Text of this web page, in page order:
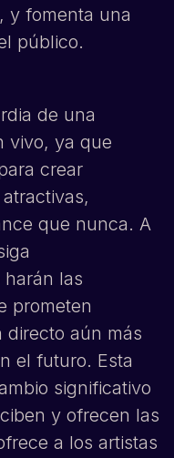
y fomenta una
público.
de una
vivo, ya que
crear
que nunca. A
las
prometen
directo aún más
el futuro. Esta
significativo
y ofrecen las
a los artistas